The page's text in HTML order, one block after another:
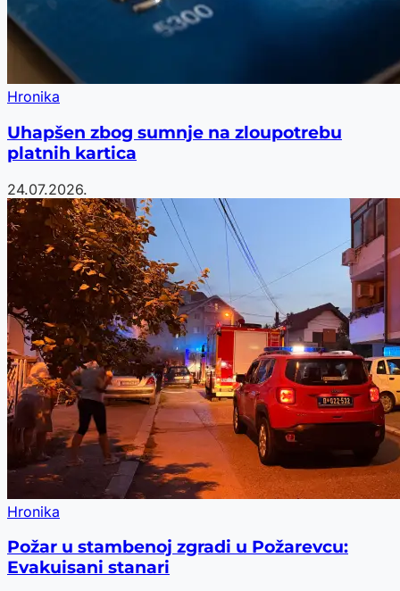
Hronika
Uhapšen zbog sumnje na zloupotrebu
platnih kartica
24.07.2026.
Hronika
Požar u stambenoj zgradi u Požarevcu:
Evakuisani stanari